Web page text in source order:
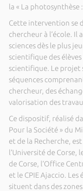
la « La photosynthèse
Cette intervention se
chercheur à l’école.
sciences dès le plus
scientifique des
scientifique. Le projet
séquences
chercheur, des
valorisation des
Ce dispositif, réalisé
Pour la Société » du
et de la Recherche,
l’Université de Corse,
de Corse, l’Office
et le CPIE Ajaccio.
situent dans des